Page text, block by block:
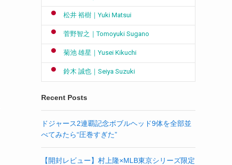
松井 裕樹｜Yuki Matsui
菅野智之｜Tomoyuki Sugano
菊池 雄星｜Yusei Kikuchi
鈴木 誠也｜Seiya Suzuki
Recent Posts
ドジャース2連覇記念ボブルヘッド9体を全部並
べてみたら“圧巻すぎた”
【開封レビュー】村上隆×MLB東京シリーズ限定